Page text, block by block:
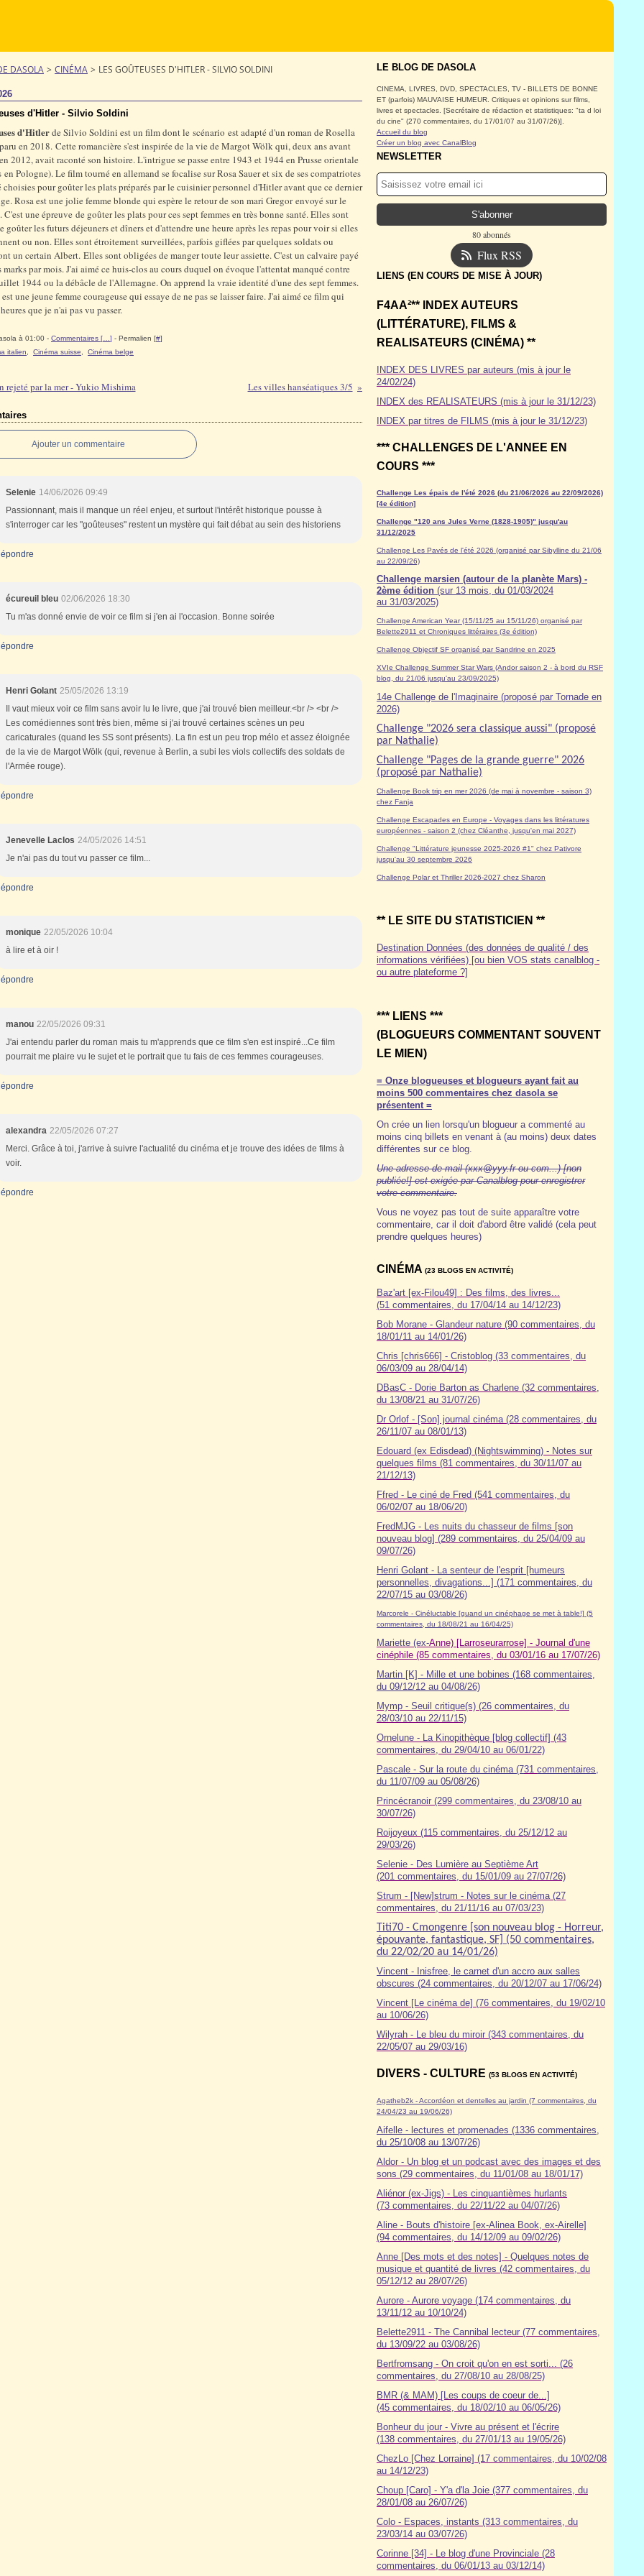
DASOLA > CINÉMA > LES GOÛTEUSES D'HITLER - SILVIO SOLDINI
d'Hitler - Silvio Soldini
d'Hitlerde Silvio Soldini est un film dont le scénario est adapté d'un roman de Rosella
en 2018. Cette romancière s'est inspirée de la vie de Margot Wölk qui, deux ans avant
2012, avait raconté son histoire. L'intrigue se passe entre 1943 et 1944 en Prusse orientale
en Pologne). Le film tourné en allemand se focalise sur Rosa Sauer et six de ses compatriotes
pour goûter les plats préparés par le cuisinier personnel d'Hitler avant que ce dernier
Rosa est une jolie femme blonde qui espère le retour de son mari Gregor envoyé sur le
C'est une épreuve de goûter les plats pour ces sept femmes en très bonne santé. Elles sont
goûter les futurs déjeuners et dîners et d'attendre une heure après les repas pour voir si elles
ou non. Elles sont étroitement surveillées, parfois giflées par quelques soldats ou
un certain Albert. Elles sont obligées de manger toute leur assiette. C'est un calvaire payé
marks par mois. J'ai aimé ce huis-clos au cours duquel on évoque l'attentat manqué contre
1944 ou la débâcle de l'Allemagne. On apprend la vraie identité d'une des sept femmes.
une jeune femme courageuse qui essaye de ne pas se laisser faire. J'ai aimé ce film qui
que je n'ai pas vu passer.
à 01:00 - Commentaires [ ] - Permalien [#]
italien Cinéma suisse Cinéma belge
rejeté par la mer - Yukio Mishima Les villes hanséatiques 3/5
Ajouter un commentaire
Selenie 14/06/2026 09:49
Passionnant, mais il manque un réel enjeu, et surtout l'intérêt historique pousse à
s'interroger car les "goûteuses" restent un mystère qui fait débat au sein des historiens
écureuil bleu 02/06/2026 18:30
Tu m'as donné envie de voir ce film si j'en ai l'occasion. Bonne soirée
Henri Golant 25/05/2026 13:19
Il vaut mieux voir ce film sans avoir lu le livre, que j'ai trouvé bien meilleur.<br /> <br />
Les comédiennes sont très bien, même si j'ai trouvé certaines scènes un peu
caricaturales (quand les SS sont présents). La fin est un peu trop mélo et assez éloignée
de la vie de Margot Wölk (qui, revenue à Berlin, a subi les viols collectifs des soldats de
l'Armée rouge).
Jenevelle Laclos 24/05/2026 14:51
Je n'ai pas du tout vu passer ce film...
monique 22/05/2026 10:04
à lire et à oir !
manou 22/05/2026 09:31
J'ai entendu parler du roman mais tu m'apprends que ce film s'en est inspiré...Ce film
pourrait me plaire vu le sujet et le portrait que tu fais de ces femmes courageuses.
alexandra 22/05/2026 07:27
Merci. Grâce à toi, j'arrive à suivre l'actualité du cinéma et je trouve des idées de films à
voir.
LE BLOG DE DASOLA
CINEMA, LIVRES, DVD, SPECTACLES, TV - BILLETS DE BONNE
ET (parfois) MAUVAISE HUMEUR. Critiques et opinions sur films,
livres et spectacles. [Secrétaire de rédaction et statistiques: "ta d loi
du cine" (270 commentaires, du 17/01/07 au 31/07/26)].
Accueil du blog
Créer un blog avec CanalBlog
NEWSLETTER
80 abonnés
Flux RSS
LIENS (EN COURS DE MISE À JOUR)
F4AA²** INDEX AUTEURS
(LITTÉRATURE), FILMS &
REALISATEURS (CINÉMA) **
INDEX DES LIVRES par auteurs (mis à jour le
24/02/24)
INDEX des REALISATEURS (mis à jour le 31/12/23)
INDEX par titres de FILMS (mis à jour le 31/12/23)
*** CHALLENGES DE L'ANNEE EN
COURS ***
Challenge Les épais de l'été 2026 (du 21/06/2026 au 22/09/2026)
[4e édition]
Challenge "120 ans Jules Verne (1828-1905)" jusqu'au
31/12/2025
Challenge Les Pavés de l'été 2026 (organisé par Sibylline du 21/06
au 22/09/26)
Challenge marsien (autour de la planète Mars) -
2ème édition (sur 13 mois, du 01/03/2024
au 31/03/2025)
Challenge American Year (15/11/25 au 15/11/26) organisé par
Belette2911 et Chroniques littéraires (3e édition)
Challenge Objectif SF organisé par Sandrine en 2025
XVIe Challenge Summer Star Wars (Andor saison 2 - à bord du RSF
blog, du 21/06 jusqu'au 23/09/2025)
14e Challenge de l'Imaginaire (proposé par Tornade en
2026)
Challenge "2026 sera classique aussi" (proposé
par Nathalie)
Challenge "Pages de la grande guerre" 2026
(proposé par Nathalie)
Challenge Book trip en mer 2026 (de mai à novembre - saison 3)
chez Fanja
Challenge Escapades en Europe - Voyages dans les littératures
européennes - saison 2 (chez Cléanthe, jusqu'en mai 2027)
Challenge "Littérature jeunesse 2025-2026 #1" chez Pativore
jusqu'au 30 septembre 2026
Challenge Polar et Thriller 2026-2027 chez Sharon
** LE SITE DU STATISTICIEN **
Destination Données (des données de qualité / des
informations vérifiées) [ou bien VOS stats canalblog -
ou autre plateforme ?]
*** LIENS ***
(BLOGUEURS COMMENTANT SOUVENT
LE MIEN)
= Onze blogueuses et blogueurs ayant fait au
moins 500 commentaires chez dasola se
présentent =
On crée un lien lorsqu'un blogueur a commenté au
moins cinq billets en venant à (au moins) deux dates
différentes sur ce blog.
Une adresse de mail (xxx@yyy.fr ou com...) [non
publiée!] est exigée par Canalblog pour enregistrer
votre commentaire.
Vous ne voyez pas tout de suite apparaître votre
commentaire, car il doit d'abord être validé (cela peut
prendre quelques heures)
CINÉMA (23 BLOGS EN ACTIVITÉ)
Baz'art [ex-Filou49] : Des films, des livres...
(51 commentaires, du 17/04/14 au 14/12/23)
Bob Morane - Glandeur nature (90 commentaires, du
18/01/11 au 14/01/26)
Chris [chris666] - Cristoblog (33 commentaires, du
06/03/09 au 28/04/14)
DBasC - Dorie Barton as Charlene (32 commentaires,
du 13/08/21 au 31/07/26)
Dr Orlof - [Son] journal cinéma (28 commentaires, du
26/11/07 au 08/01/13)
Edouard (ex Edisdead) (Nightswimming) - Notes sur
quelques films (81 commentaires, du 30/11/07 au
21/12/13)
Ffred - Le ciné de Fred (541 commentaires, du
06/02/07 au 18/06/20)
FredMJG - Les nuits du chasseur de films [son
nouveau blog] (289 commentaires, du 25/04/09 au
09/07/26)
Henri Golant - La senteur de l'esprit [humeurs
personnelles, divagations...] (171 commentaires, du
22/07/15 au 03/08/26)
Marcorele - Cinéluctable [quand un cinéphage se met à table!] (5
commentaires, du 18/08/21 au 16/04/25)
Mariette (ex-Anne) [Larroseurarrose] - Journal d'une
cinéphile (85 commentaires, du 03/01/16 au 17/07/26)
Martin [K] - Mille et une bobines (168 commentaires,
du 09/12/12 au 04/08/26)
Mymp - Seuil critique(s) (26 commentaires, du
28/03/10 au 22/11/15)
Ornelune - La Kinopithèque [blog collectif] (43
commentaires, du 29/04/10 au 06/01/22)
Pascale - Sur la route du cinéma (731 commentaires,
du 11/07/09 au 05/08/26)
Princécranoir (299 commentaires, du 23/08/10 au
30/07/26)
Roijoyeux (115 commentaires, du 25/12/12 au
29/03/26)
Selenie - Des Lumière au Septième Art
(201 commentaires, du 15/01/09 au 27/07/26)
Strum - [New]strum - Notes sur le cinéma (27
commentaires, du 21/11/16 au 07/03/23)
Titi70 - Cmongenre [son nouveau blog - Horreur,
épouvante, fantastique, SF] (50 commentaires,
du 22/02/20 au 14/01/26)
Vincent - Inisfree, le carnet d'un accro aux salles
obscures (24 commentaires, du 20/12/07 au 17/06/24)
Vincent [Le cinéma de] (76 commentaires, du 19/02/10
au 10/06/26)
Wilyrah - Le bleu du miroir (343 commentaires, du
22/05/07 au 29/03/16)
DIVERS - CULTURE (53 BLOGS EN ACTIVITÉ)
Agatheb2k - Accordéon et dentelles au jardin (7 commentaires, du
24/04/23 au 19/06/26)
Aifelle - lectures et promenades (1336 commentaires,
du 25/10/08 au 13/07/26)
Aldor - Un blog et un podcast avec des images et des
sons (29 commentaires, du 11/01/08 au 18/01/17)
Aliénor (ex-Jigs) - Les cinquantièmes hurlants
(73 commentaires, du 22/11/22 au 04/07/26)
Aline - Bouts d'histoire [ex-Alinea Book, ex-Airelle]
(94 commentaires, du 14/12/09 au 09/02/26)
Anne [Des mots et des notes] - Quelques notes de
musique et quantité de livres (42 commentaires, du
05/12/12 au 28/07/26)
Aurore - Aurore voyage (174 commentaires, du
13/11/12 au 10/10/24)
Belette2911 - The Cannibal lecteur (77 commentaires,
du 13/09/22 au 03/08/26)
Bertfromsang - On croit qu'on en est sorti... (26
commentaires, du 27/08/10 au 28/08/25)
BMR (& MAM) [Les coups de coeur de...]
(45 commentaires, du 18/02/10 au 06/05/26)
Bonheur du jour - Vivre au présent et l'écrire
(138 commentaires, du 27/01/13 au 19/05/26)
ChezLo [Chez Lorraine] (17 commentaires, du 10/02/08
au 14/12/23)
Choup [Caro] - Y'a d'la Joie (377 commentaires, du
28/01/08 au 26/07/26)
Colo - Espaces, instants (313 commentaires, du
23/03/14 au 03/07/26)
Corinne [34] - Le blog d'une Provinciale (28
commentaires, du 06/01/13 au 03/12/14)